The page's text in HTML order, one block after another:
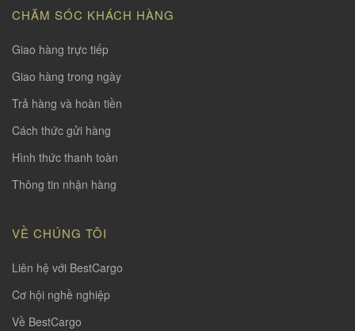
CHĂM SÓC KHÁCH HÀNG
Giao hàng trực tiếp
Giao hàng trong ngày
Trả hàng và hoàn tiền
Cách thức gửi hàng
Hình thức thanh toàn
Thông tin nhận hàng
VỀ CHÚNG TÔI
Liên hệ với BestCargo
Cơ hội nghề nghiệp
Về BestCargo